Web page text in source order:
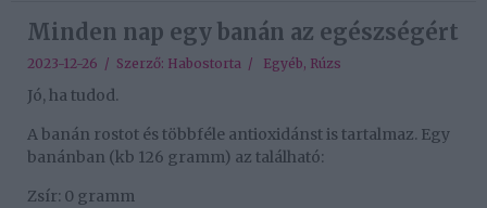
Minden nap egy banán az egészségért
2023-12-26 / Szerző: Habostorta / Egyéb, Rúzs
Jó, ha tudod.
A banán rostot és többféle antioxidánst is tartalmaz. Egy
banánban (kb 126 gramm) az található:
Zsír: 0 gramm